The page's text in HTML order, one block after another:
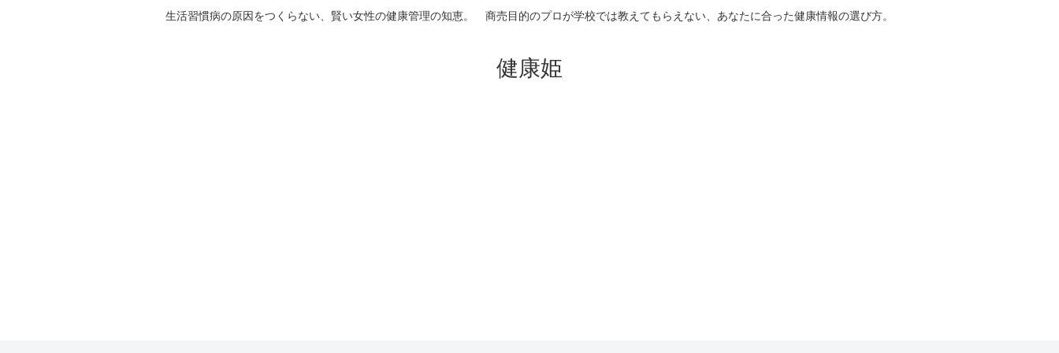
生活習慣病の原因をつくらない、賢い女性の健康管理の知恵。 商売目的のプロが学校では教えてもらえない、あなたに合った健康情報の選び方。
健康姫